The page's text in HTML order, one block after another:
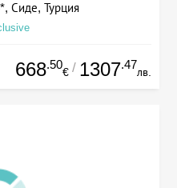
Сиде, Турция
668.50
€ / 1307.47
лв.